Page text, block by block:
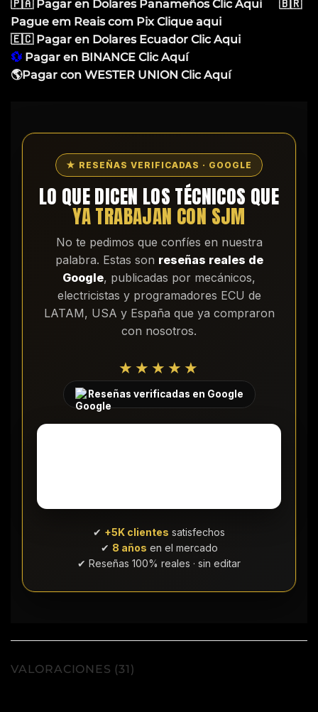
🇵🇦 Pagar en Dolares Panameños Clic Aqui 🇧🇷
Pague em Reais com Pix Clique aqui
🇪🇨 Pagar en Dolares Ecuador Clic Aqui
💱 Pagar en BINANCE Clic Aquí
🌎Pagar con WESTER UNION Clic Aquí
★ RESEÑAS VERIFICADAS · GOOGLE
LO QUE DICEN LOS TÉCNICOS QUE
YA TRABAJAN CON SJM
No te pedimos que confíes en nuestra
palabra. Estas son reseñas reales de
Google, publicadas por mecánicos,
electricistas y programadores ECU de
LATAM, USA y España que ya compraron
con nosotros.
★★★★★
Reseñas verificadas en Google
✔ +5K clientes satisfechos
✔ 8 años en el mercado
✔ Reseñas 100% reales · sin editar
VALORACIONES (31)